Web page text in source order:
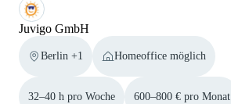
Juvigo GmbH
Berlin +1 Homeoffice möglich
32–40 h pro Woche 600–800 € pro Monat